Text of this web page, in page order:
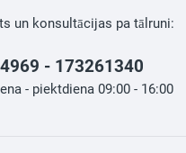
un konsultācijas pa tālruni:
- 173261340
- piektdiena 09:00 - 16:00